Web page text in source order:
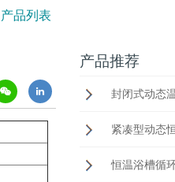
产品列表
产品推荐
封闭式动态
紧凑型动态
恒温浴槽循